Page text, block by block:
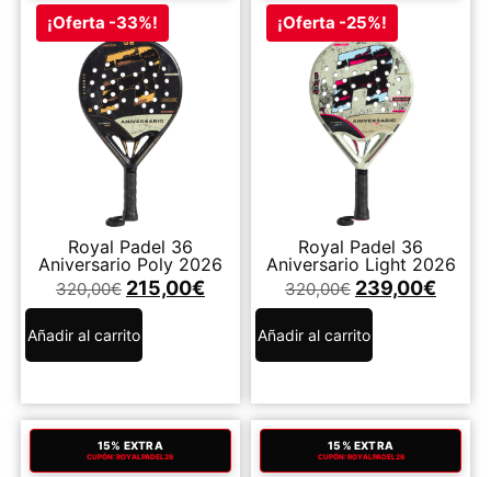
¡Oferta -33%!
Royal Padel 36
Aniversario Poly 2026
320,00€ 215,00€
Añadir al carrito
¡Oferta -25%!
Royal Padel 36
Aniversario Light 2026
320,00€ 239,00€
Añadir al carrito
15% EXTRA
CUPÓN: ROYALPADEL26
15% EXTRA
CUPÓN: ROYALPADEL26